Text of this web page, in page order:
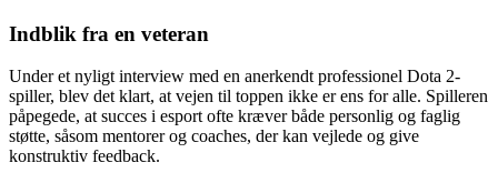
Indblik fra en veteran
Under et nyligt interview med en anerkendt professionel Dota 2-
spiller, blev det klart, at vejen til toppen ikke er ens for alle. Spilleren
påpegede, at succes i esport ofte kræver både personlig og faglig
støtte, såsom mentorer og coaches, der kan vejlede og give
konstruktiv feedback.